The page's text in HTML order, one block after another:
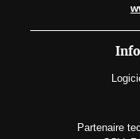
Partenaire